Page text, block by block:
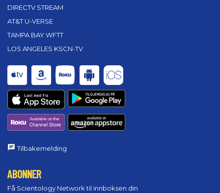
DIRECTV STREAM
AT&T U-VERSE
TAMPA BAY WFTT
LOS ANGELES KSCN-TV
Tilbakemelding
ABONNER
Få Scientology Network til innboksen din